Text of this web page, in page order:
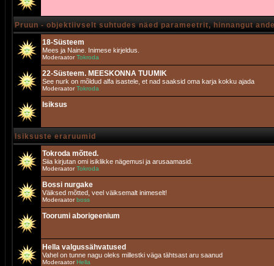
Pruun - objektiivselt suhtudes näed parameetrit, hinnangut
18-Süsteem
Mees ja Naine. Inimese kirjeldus.
ModeraatorTokroda
22-Süsteem. MEESKONNA TUUMIK
See nurk on mõldud alfa isastele, et nad saaksid oma karja kokku ajada
ModeraatorTokroda
Isiksus
Isiksuste eraruumid
Tokroda mõtted.
Siia kirjutan omi isiklikke nägemusi ja arusaamasid.
ModeraatorTokroda
Bossi nurgake
Väiksed mõtted, veel väiksemalt inimeselt!
Moderaatorboss
Toorumi aborigeenium
Hella valgussähvatused
Vahel on tunne nagu oleks millestki väga tähtsast aru saanud
Moderaator Hella